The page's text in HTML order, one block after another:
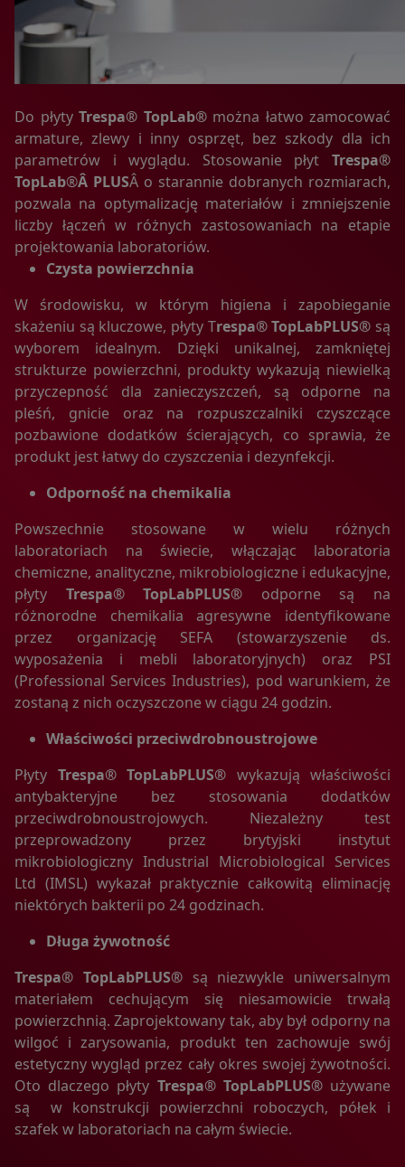
Do płyty Trespa® TopLab®można łatwo zamocować
armature, zlewy i inny osprzęt, bez szkody dla ich
parametrów i wyglądu. Stosowanie płyt Trespa®
TopLab®Â PLUSÂ o starannie dobranych rozmiarach,
pozwala na optymalizację materiałów i zmniejszenie
liczby łączeń w różnych zastosowaniach na etapie
projektowania laboratoriów.
Czysta powierzchnia
W środowisku, w którym higiena i zapobieganie
skażeniu są kluczowe, płyty Trespa® TopLabPLUS® są
wyborem idealnym. Dzięki unikalnej, zamkniętej
strukturze powierzchni, produkty wykazują niewielką
przyczepność dla zanieczyszczeń, są odporne na
pleśń, gnicie oraz na rozpuszczalniki czyszczące
pozbawione dodatków ścierających, co sprawia, że
produkt jest łatwy do czyszczenia i dezynfekcji.
Odporność na chemikalia
Powszechnie stosowane w wielu różnych
laboratoriach na świecie, włączając laboratoria
chemiczne, analityczne, mikrobiologiczne i edukacyjne,
płyty Trespa® TopLabPLUS® odporne są na
różnorodne chemikalia agresywne identyfikowane
przez organizację SEFA (stowarzyszenie ds.
wyposażenia i mebli laboratoryjnych) oraz PSI
(Professional Services Industries), pod warunkiem, że
zostaną z nich oczyszczone w ciągu 24 godzin.
Właściwości przeciwdrobnoustrojowe
Płyty Trespa® TopLabPLUS® wykazują właściwości
antybakteryjne bez stosowania dodatków
przeciwdrobnoustrojowych. Niezależny test
przeprowadzony przez brytyjski instytut
mikrobiologiczny Industrial Microbiological Services
Ltd (IMSL) wykazał praktycznie całkowitą eliminację
niektórych bakterii po 24 godzinach.
Długa żywotność
Trespa® TopLabPLUS®są niezwykle uniwersalnym
materiałem cechującym się niesamowicie trwałą
powierzchnią. Zaprojektowany tak, aby był odporny na
wilgoć i zarysowania, produkt ten zachowuje swój
estetyczny wygląd przez cały okres swojej żywotności.
Oto dlaczego płyty Trespa® TopLabPLUS®używane
są w konstrukcji powierzchni roboczych, półek i
szafek w laboratoriach na całym świecie.
lub podobne dokumenty dostępne w usługach, z których
korzystasz). Taką podstawą prawną dla pomiarów
statystycznych i marketingu własnego administratorów jest
tzw. uzasadniony interes administratora. Przetwarzanie
Twoich danych w celach marketingowych podmiotów
dobrowolnej zgody.
Dlatego też proszę zaznacz przycisk "zgadzam się" jeżeli
zgadzasz się na przetwarzanie Twoich danych osobowych
zbieranych w ramach korzystania przez ze mnie z portalu
www.labro.com.pl udostępnianych zarówno w wersji
"desktop", jak i "mobile", w tym także zbieranych w tzw.
plikach cookies. Wyrażenie zgody jest dobrowolne i możesz
ją w dowolnym momencie wycofać.
Informacje ogólne:
1. Strona realizuje funkcje pozyskiwania informacji o
użytkownikach i ich zachowaniu w następujący sposób:
a. poprzez dobrowolnie wprowadzone w formularzach
informacje,
b. poprzez zapisywanie w urządzeniach końcowych pliki
cookie (tzw. "ciasteczka"),
c. poprzez gromadzenie logów serwera www przez
operatora hostingowego.
2. Użytkownik po zarejestrowaniu się na portalu zostaje
zapisany do branżowej listy mailingowej, dzięki której co
jakiś czas otrzymuje na podany podczas rejestracji adres e-
mail informacje branżowe. W każdej z wiadomości na jej
dole znajduje się link umożliwiający wypisanie się z listy
mailingowej bez jednoczesnego usunięcia konta na
portalu.
Informacje w formularzach:
1. Portal zbiera informacje podane dobrowolnie przez
użytkownika.
2. Portal może zapisać ponadto informacje o parametrach
3. Dane w formularzu nie są udostępniane podmiotom
trzecim inaczej, niż za zgodą użytkownika.
4. Dane podane w formularzu mogą stanowić zbiór
potencjalnych klientów, zarejestrowany przez Operatora
Portalu w rejestrze prowadzonym przez Generalnego
Inspektora Ochrony Danych Osobowych.
5. Dane podane w formularzu są przetwarzane w celu
wynikającym z funkcji konkretnego formularza.
podmiotom technicznie realizującym niektóre usługi – w
posiadaczu rejestrowanej domeny do podmiotów będących
operatorami domen internetowych, Portalów
obsługujących płatności lub też innych podmiotów z
którymi Operator Portalu w tym zakresie współpracuje.
Informacja o plikach cookies;
1. Portal korzysta z plików cookies.
2. Pliki cookies (tzw. „ciasteczka”) stanowią dane